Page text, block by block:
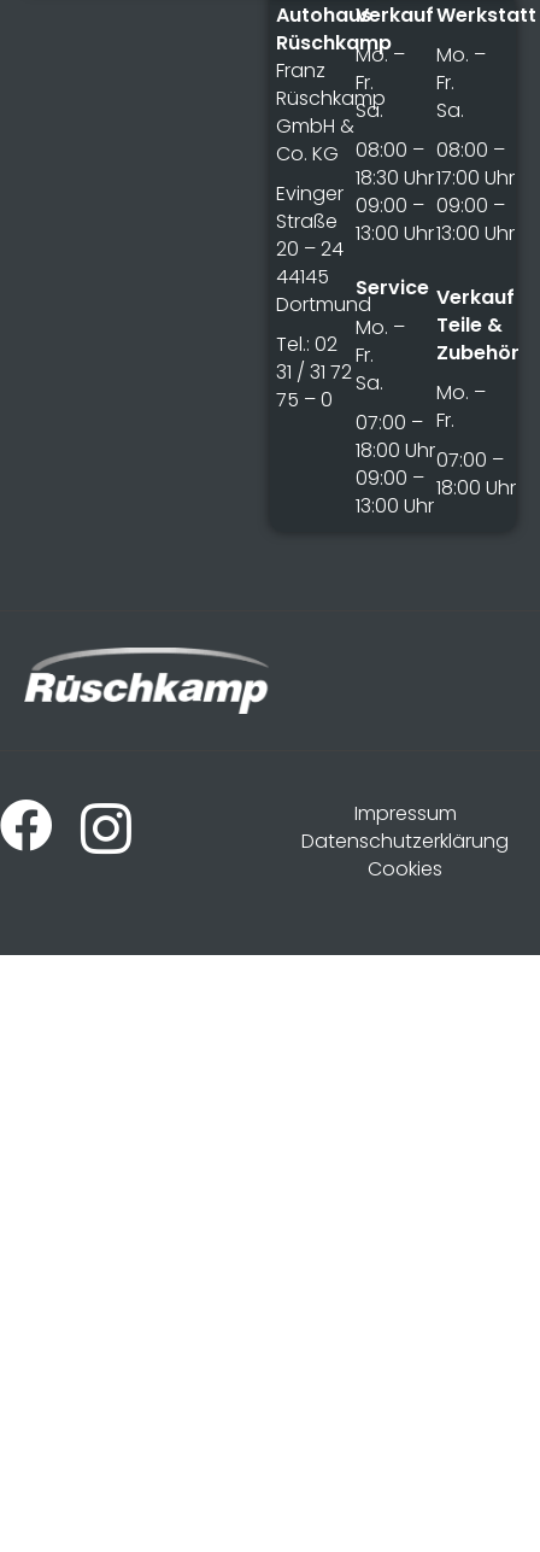
Autohaus
Rüschkamp
Franz
Rüschkamp
GmbH &
Co. KG
Evinger
Straße
20 – 24
44145
Dortmund
Tel.: 02
31 / 31 72
75 – 0
Verkauf
Mo. –
Fr.
Sa.
08:00 –
18:30 Uhr
09:00 –
13:00 Uhr
Service
Mo. –
Fr.
Sa.
07:00 –
18:00 Uhr
09:00 –
13:00 Uhr
Werkstatt
Mo. –
Fr.
Sa.
08:00 –
17:00 Uhr
09:00 –
13:00 Uhr
Verkauf
Teile &
Zubehör
Mo. –
Fr.
07:00 –
18:00 Uhr
Impressum
Datenschutzerklärung
Cookies